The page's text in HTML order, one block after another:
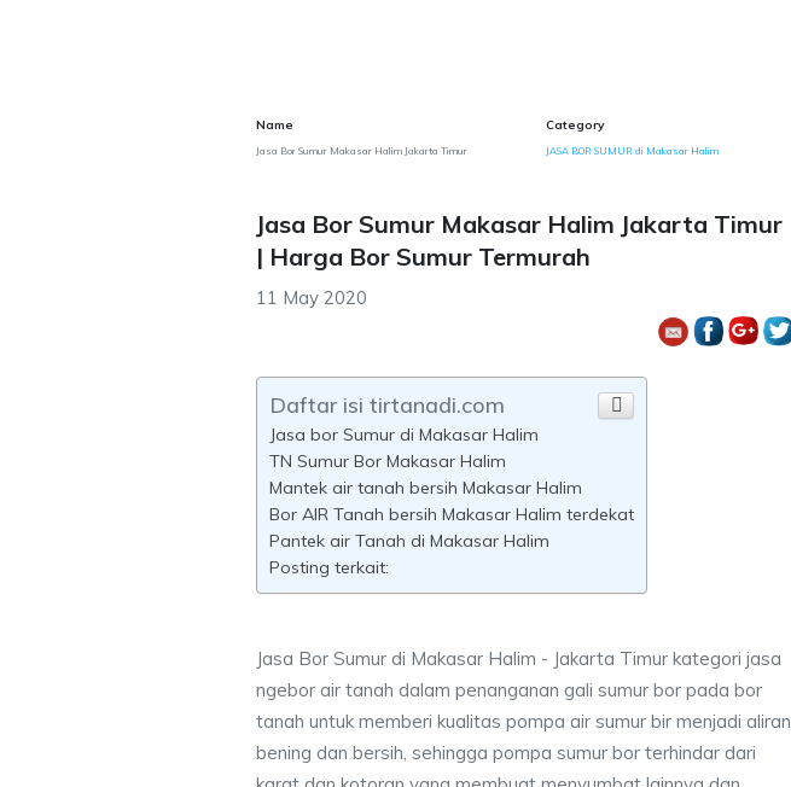
Name
Jasa Bor Sumur Makasar Halim Jakarta Timur
Category
JASA BOR SUMUR di Makasar Halim
Jasa Bor Sumur Makasar Halim Jakarta Timur
| Harga Bor Sumur Termurah
11 May 2020
Daftar isi tirtanadi.com
Jasa bor Sumur di Makasar Halim
TN Sumur Bor Makasar Halim
Mantek air tanah bersih Makasar Halim
Bor AIR Tanah bersih Makasar Halim terdekat
Pantek air Tanah di Makasar Halim
Posting terkait:
Jasa Bor Sumur di Makasar Halim - Jakarta Timur kategori jasa
ngebor air tanah dalam penanganan gali sumur bor pada bor
tanah untuk memberi kualitas pompa air sumur bir menjadi aliran
bening dan bersih, sehingga pompa sumur bor terhindar dari